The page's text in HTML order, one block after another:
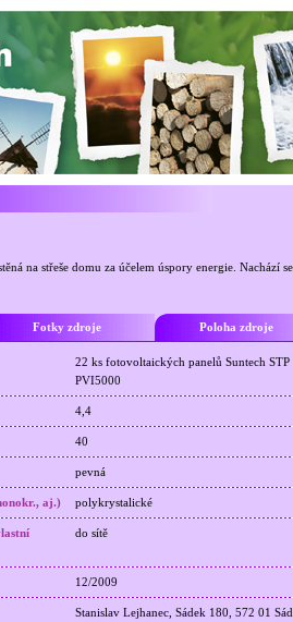
na střeše domu za účelem úspory energie. Nachází
Fotky zdroje Poloha zdroje
22 ks fotovoltaických panelů Suntech
PVI5000
4,4
40
pevná
aj.) polykrystalické
do sítě
12/2009
Stanislav Lejhanec, Sádek 180, 572 01